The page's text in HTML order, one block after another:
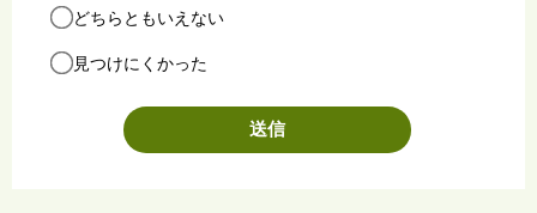
どちらともいえない
見つけにくかった